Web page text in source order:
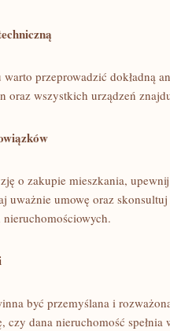
przeprowadzić dokładną
oraz wszystkich urządzeń
o zakupie mieszkania,
uważnie umowę oraz
być przemyślana i
czy dana nieruchomość